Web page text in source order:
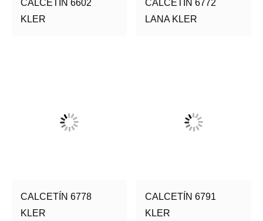
CALCETÍN 6602
KLER
CALCETÍN 6772
LANA KLER
CALCETÍN 6778
KLER
CALCETÍN 6791
KLER